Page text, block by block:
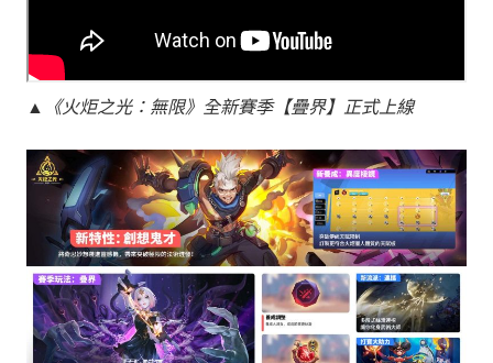
▲《火炬之光：無限》全新賽季【疊界】正式上線